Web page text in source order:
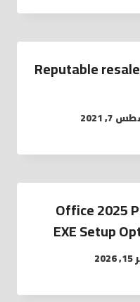
Reputable
2021
Office 2025
EXE Setup